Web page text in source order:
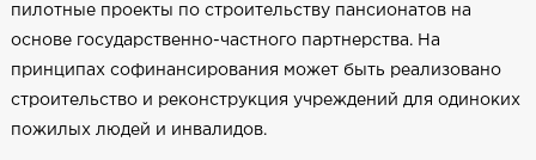
пилотные проекты по строительству пансионатов на
основе государственно-частного партнерства. На
принципах софинансирования может быть реализовано
строительство и реконструкция учреждений для одиноких
пожилых людей и инвалидов.